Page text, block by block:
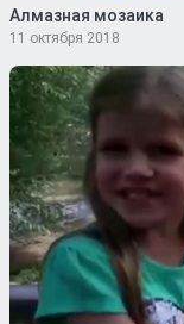
Алмазная мозаика
11 октября 2018